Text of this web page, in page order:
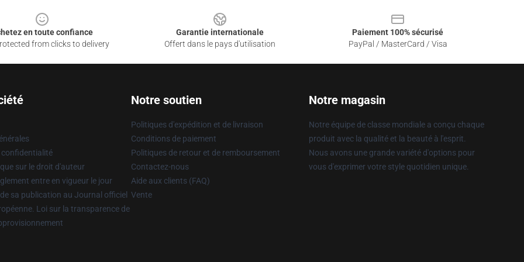
en toute confiance
from clicks to delivery
Garantie internationale
Offert dans le pays d'utilisation
Paiement 100% sécurisé
PayPal / MasterCard / Visa
confidentialité
sur le droit d'auteur
entre en vigueur le jour
sa publication au Journal officiel
Loi sur la transparence de
Notre soutien
Politiques d'expédition et de livraison
Conditions de paiement
Politiques de retour et de remboursement
Contactez-nous
Aide aux clients (FAQ)
Vente
Notre magasin
Notre équipe de classe mondiale a conçu chaque
produit avec la qualité et la beauté à l'esprit.
Nous avons une grande variété d'options pour
vous d'exprimer votre style quotidien unique.